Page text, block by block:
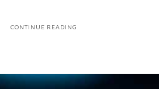
CONTINUE READING